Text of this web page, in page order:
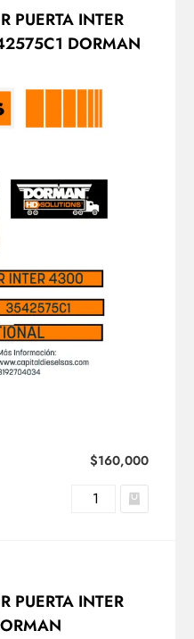
PUERTA INTER
DORMAN
$160,000
PUERTA INTER